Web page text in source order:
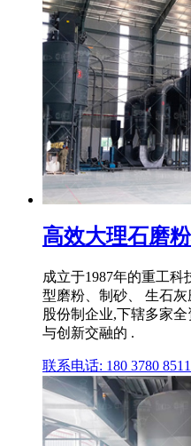
高效大理石磨
成立于1987年的重工
型磨粉、制砂、 生石
股份制企业,下辖多家
与创新交融的 .
联系电话: 180 3780 8511